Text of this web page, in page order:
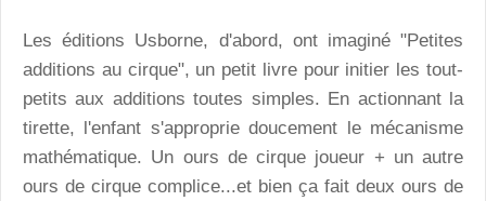
Les éditions Usborne, d'abord, ont imaginé "Petites
additions au cirque", un petit livre pour initier les tout-
petits aux additions toutes simples. En actionnant la
tirette, l'enfant s'approprie doucement le mécanisme
mathématique. Un ours de cirque joueur + un autre
ours de cirque complice...et bien ça fait deux ours de